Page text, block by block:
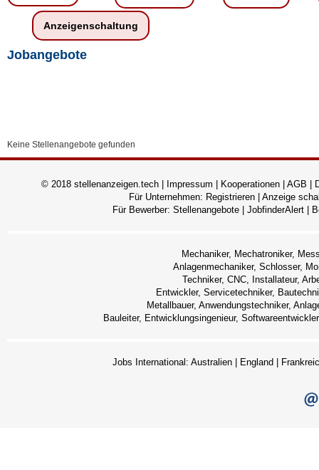
Anzeigenschaltung
Jobangebote
Keine Stellenangebote gefunden
© 2018 stellenanzeigen.tech | Impressum | Kooperationen | AGB |
Für Unternehmen: Registrieren |Anzeige
Für Bewerber:Stellenangebote |JobfinderAlert |
Mechaniker, Mechatroniker,
Anlagenmechaniker, Schlosser,
Techniker, CNC, Installateur,
Entwickler, Servicetechniker,
Metallbauer, Anwendungstechniker,
Bauleiter, Entwicklungsingenieur,
Jobs International: Australien | England |